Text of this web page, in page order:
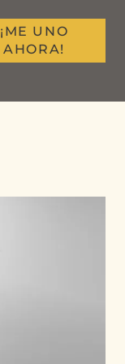
¡ME UNO
AHORA!